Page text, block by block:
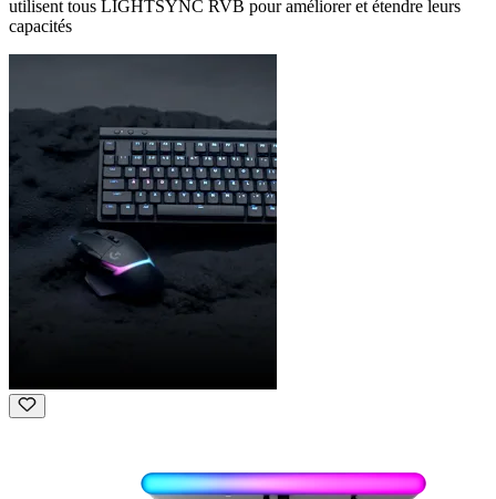
utilisent tous LIGHTSYNC RVB pour améliorer et étendre leurs
capacités